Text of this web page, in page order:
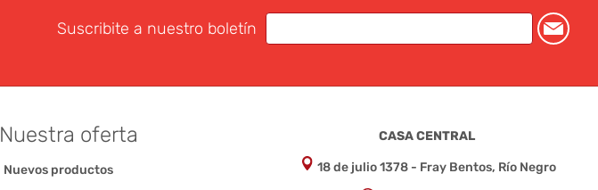
Suscribite a nuestro boletín
Nuestra oferta
Nuevos productos
CASA CENTRAL
18 de julio 1378 - Fray Bentos, Río Negro